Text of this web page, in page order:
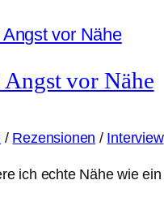
Angst vor Nähe
/ Rezensionen / Interview
ich echte Nähe wie